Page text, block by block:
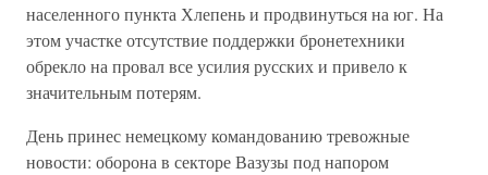
населенного пункта Хлепень и продвинуться на юг. На
этом участке отсутствие поддержки бронетехники
обрекло на провал все усилия русских и привело к
значительным потерям.
День принес немецкому командованию тревожные
новости: оборона в секторе Вазузы под напором